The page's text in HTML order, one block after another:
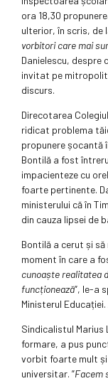
ora 18,30
ulterior, în scris, de
vorbitori care mai
Danielescu, despre
invitat pe mitropolit
discurs.
Direcotarea
ridicat problema
propunere șocantă
Bontilă a fost
impacienteze cu
foarte pertinente.
ministerului că în
din cauza lipsei de
Bontilă a cerut și
moment în care a
cunoaște realitatea
funcționează”, le-a
Ministerul
Sindicalistul
formare, a pus
vorbit foarte mult
universitar. ”Facem